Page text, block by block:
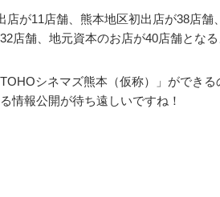
が11店舗、熊本地区初出店が38店舗
店舗、地元資本のお店が40店舗となる
シネマズ熊本（仮称）」ができる
情報公開が待ち遠しいですね！